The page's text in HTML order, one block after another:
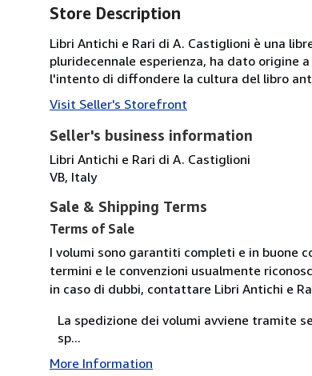
Store Description
Libri Antichi e Rari di A. Castiglioni è una
pluridecennale esperienza, ha dato origine
l'intento di diffondere la cultura del libro
Visit Seller's Storefront
Seller's business information
Libri Antichi e Rari di A. Castiglioni
VB, Italy
Sale & Shipping Terms
Terms of Sale
I volumi sono garantiti completi e in buone
termini e le convenzioni usualmente
in caso di dubbi, contattare Libri Antichi e
La spedizione dei volumi avviene tramite
sp...
More Information